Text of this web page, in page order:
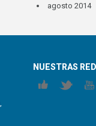
agosto 2014
NUESTRAS